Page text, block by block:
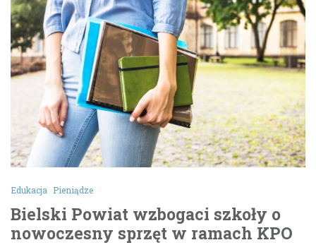
Edukacja Pieniądze
Bielski Powiat wzbogaci szkoły o
nowoczesny sprzęt w ramach KPO